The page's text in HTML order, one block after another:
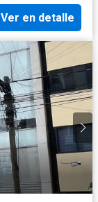
Ver en detalle